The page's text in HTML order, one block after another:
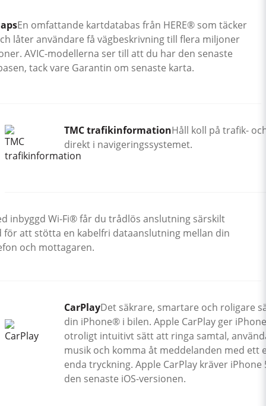
En omfattande kartdatabas från HERE® som täcker
låter användare få vägbeskrivning till flera miljoner
AVIC-modellerna ser till att du har den senaste
tack vare Garantin om senaste karta.
TMC trafikinformationHåll koll på trafik-
direkt i navigeringssystemet.
inbyggd Wi-Fi® får du trådlös anslutning särskilt
att stötta en kabelfri dataanslutning mellan din
och mottagaren.
CarPlayDet säkrare, smartare och roligare
din iPhone® i bilen. Apple CarPlay ger
otroligt intuitivt sätt att ringa samtal,
musik och komma åt meddelanden med ett
enda tryckning. Apple CarPlay kräver
den senaste iOS-versionen.